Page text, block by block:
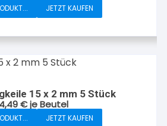
JETZT KAUFEN
15 x 2 mm 5 Stück
4,49€je Beutel
JETZT KAUFEN